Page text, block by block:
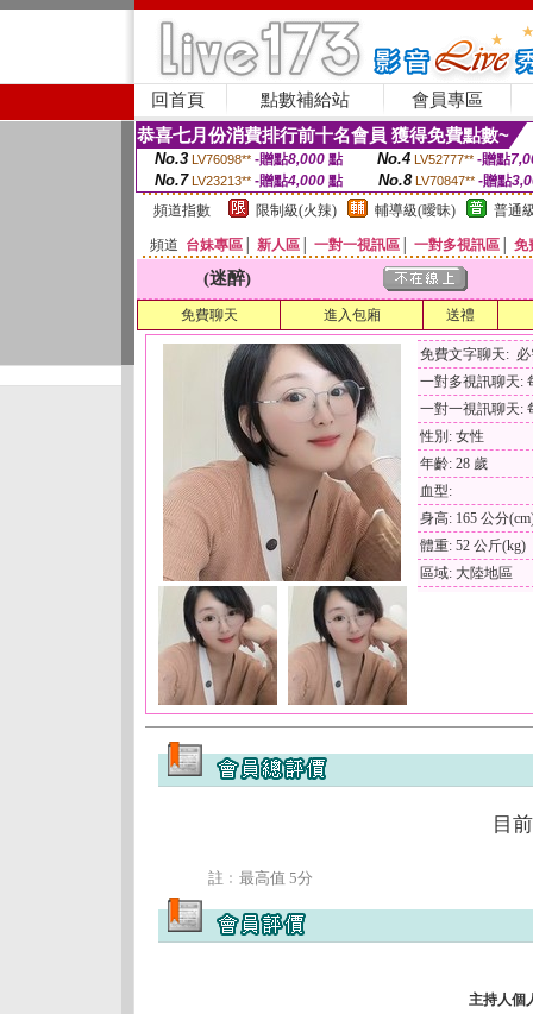
回首頁 點數補給站 會員專區
恭喜七月份消費排行前十名會員 獲得免費點數~
No.3 LV76098** -贈點8,000點 No.4 LV52777** -贈點
No.7 LV23213** -贈點4,000 點 No.8 LV70847** -贈點
頻道指數
限制級(火辣) 輔導級(曖昧) 普通
頻道 台妹專區 新人區 一對一視訊區 一對多視訊區 免
(迷醉)
免費聊天 進入包廂 送禮
免費文字聊天:
一對多視訊聊天:
一對一視訊聊天:
性別: 女性
年齡: 28 歲
血型:
身高: 165 公分
體重: 52 公斤(kg)
區域: 大陸地區
目
註﹕最高值 5分
主持人個